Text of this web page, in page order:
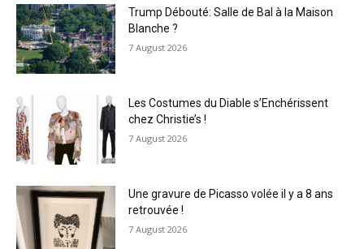
Trump Débouté: Salle de Bal à la Maison
Blanche ?
7 August 2026
Les Costumes du Diable s’Enchérissent
chez Christie’s !
7 August 2026
Une gravure de Picasso volée il y a 8 ans
retrouvée !
7 August 2026